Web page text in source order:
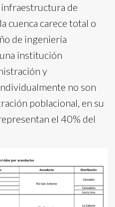
de
cuenca carece total o
de ingeniería
institución
y
no son
poblacional, en su
el 40% del